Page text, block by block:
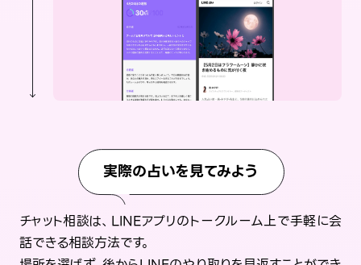
実際の占いを見てみよう
チャット相談は、LINEアプリのトークルーム上で手軽に会
話できる相談方法です。